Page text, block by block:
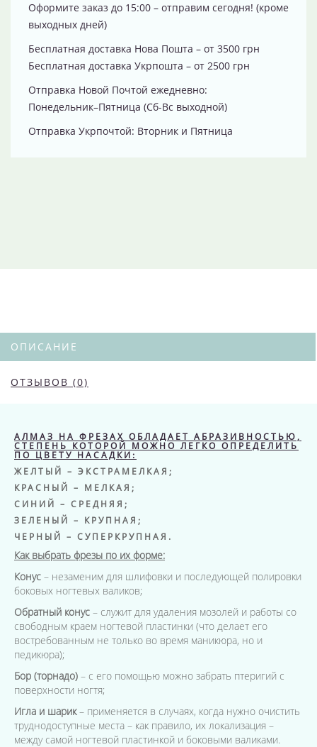
Оформите заказ до 15:00 – отправим сегодня! (кроме
выходных дней)
Бесплатная доставка Нова Пошта – от 3500 грн
Бесплатная доставка Укрпошта – от 2500 грн
Отправка Новой Почтой ежедневно:
Понедельник–Пятница (Сб-Вс выходной)
Отправка Укрпочтой: Вторник и Пятница
ОПИСАНИЕ
ОТЗЫВОВ (0)
АЛМАЗ НА ФРЕЗАХ ОБЛАДАЕТ АБРАЗИВНОСТЬЮ,
СТЕПЕНЬ КОТОРОЙ МОЖНО ЛЕГКО ОПРЕДЕЛИТЬ
ПО ЦВЕТУ НАСАДКИ:
ЖЕЛТЫЙ – ЭКСТРАМЕЛКАЯ;
КРАСНЫЙ – МЕЛКАЯ;
СИНИЙ – СРЕДНЯЯ;
ЗЕЛЕНЫЙ – КРУПНАЯ;
ЧЕРНЫЙ – СУПЕРКРУПНАЯ.
Как выбрать фрезы по их форме:
Конус – незаменим для шлифовки и последующей полировки
боковых ногтевых валиков;
Обратный конус – служит для удаления мозолей и работы со
свободным краем ногтевой пластинки (что делает его
востребованным не только во время маникюра, но и
педикюра);
Бор (торнадо) – с его помощью можно забрать птеригий с
поверхности ногтя;
Игла и шарик– применяется в случаях, когда нужно очистить
труднодоступные места – как правило, их локализация –
между самой ногтевой пластинкой и боковыми валиками.